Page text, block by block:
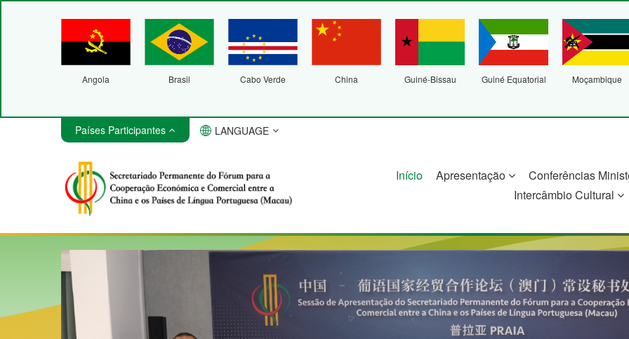
Angola Brasil Cabo Verde China Guiné-Bissau Guiné Equatorial Moçambique
Países Participantes LANGUAGE
Início Apresentação Conferências
Intercâmbio Cultural